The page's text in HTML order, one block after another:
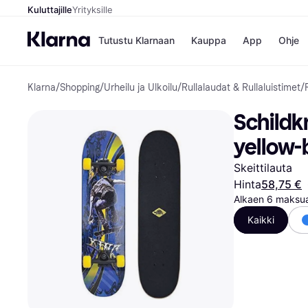
KuluttajilleYrityksille
Tutustu Klarnaan Kauppa
Kaupat
Gigantti
H&M
Peten
Wolt
App Ohje
Klarna/Shopping/Urheilu ja Ulkoilu/Rullalaudat & Rullaluistimet/
yellow-
Skeittilauta
Hinta58,75 €
Alkaen 6
Kaikki